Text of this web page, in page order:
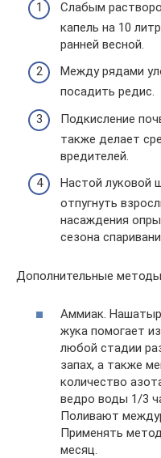
Слабым
капель на 10
ранней весной.
Между рядами
посадить редис.
Подкисление
также делает
вредителей.
Настой луковой
отпугнуть
насаждения
сезона
Дополнительные
Аммиак.
жука помогает
любой стадии
запах, а также
количество
ведро воды 1/3
Поливают
Применять
месяц.